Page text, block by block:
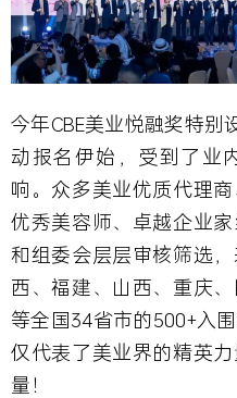
今年CBE美业悦融奖特别
动报名伊始，受到了业
响。众多美业优质代理
优秀美容师、卓越企业
和组委会层层审核筛选
西、福建、山西、重庆
等全国34省市的500+入
仅代表了美业界的精英
量！